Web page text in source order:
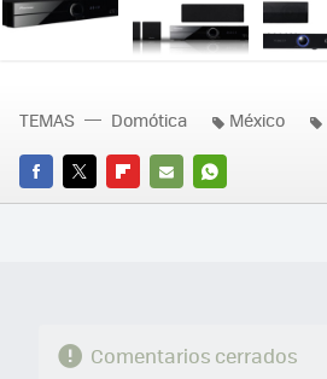
FACEBOOK
TWITTERFLIPBOARD
E-
WHATSAPP
TEMAS Domótica México
Comentarios cerrados